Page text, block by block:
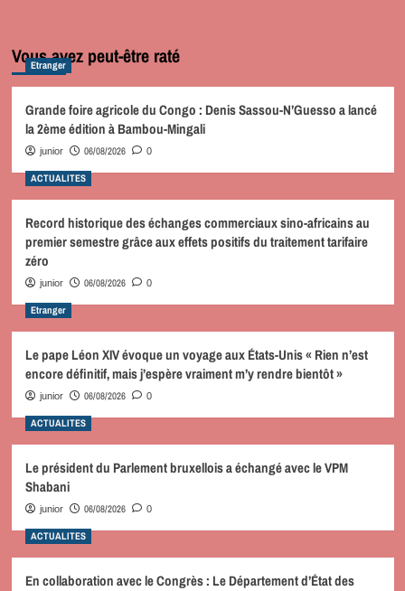
Vous avez peut-être raté
Etranger
Grande foire agricole du Congo : Denis Sassou-N’Guesso a lancé
la 2ème édition à Bambou-Mingali
junior 06/08/2026 0
ACTUALITES
Record historique des échanges commerciaux sino-africains au
premier semestre grâce aux effets positifs du traitement tarifaire
zéro
junior 06/08/2026 0
Etranger
Le pape Léon XIV évoque un voyage aux États-Unis « Rien n’est
encore définitif, mais j’espère vraiment m’y rendre bientôt »
junior 06/08/2026 0
ACTUALITES
Le président du Parlement bruxellois a échangé avec le VPM
Shabani
junior 06/08/2026 0
ACTUALITES
En collaboration avec le Congrès : Le Département d’État des